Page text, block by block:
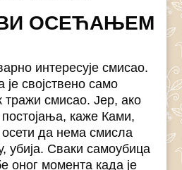
ОСЕЋАЊЕМ
интересује смисао.
својствено само
тражи смисао. Јер, ако
каже Ками,
да нема смисла
убија. Сваки самоубица
оног момента када је